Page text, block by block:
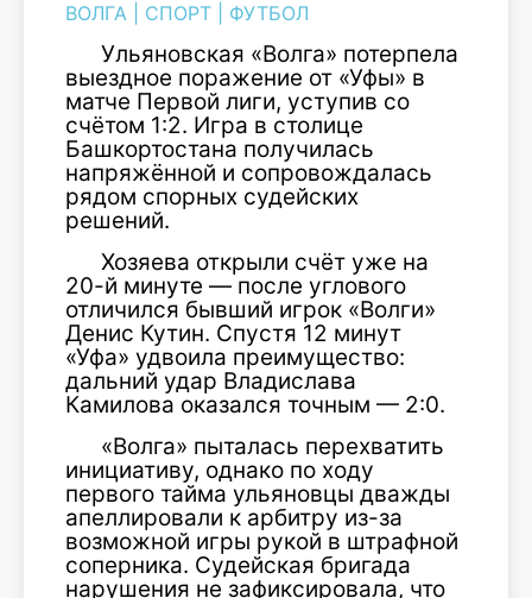
ВОЛГА СПОРТ ФУТБОЛ
Ульяновская «Волга» потерпела
выездное поражение от «Уфы» в
матче Первой лиги, уступив со
счётом 1:2. Игра в столице
Башкортостана получилась
напряжённой и сопровождалась
рядом спорных судейских
решений.
Хозяева открыли счёт уже на
20-й минуте — после углового
отличился бывший игрок «Волги»
Денис Кутин. Спустя 12 минут
«Уфа» удвоила преимущество:
дальний удар Владислава
Камилова оказался точным — 2:0.
«Волга» пыталась перехватить
инициативу, однако по ходу
первого тайма ульяновцы дважды
апеллировали к арбитру из-за
возможной игры рукой в штрафной
соперника. Судейская бригада
нарушения не зафиксировала, что